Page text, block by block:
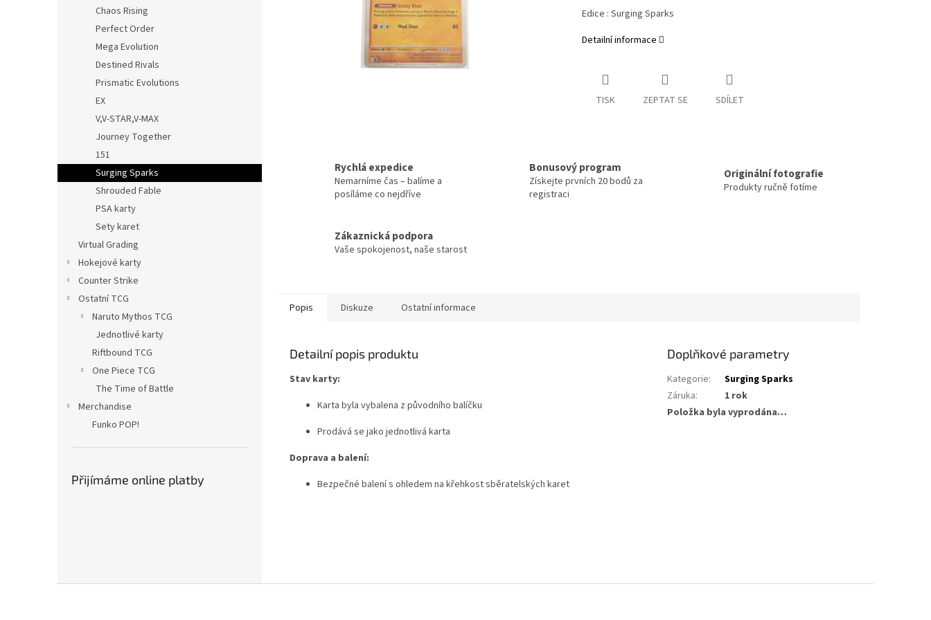
Chaos Rising
Perfect Order
Mega Evolution
Destined Rivals
Prismatic Evolutions
EX
V,V-STAR,V-MAX
Journey Together
151
Surging Sparks
Shrouded Fable
PSA karty
Sety karet
Virtual Grading
Hokejové karty
Counter Strike
Ostatní TCG
Naruto Mythos TCG
Jednotlivé karty
Riftbound TCG
One Piece TCG
The Time of Battle
Merchandise
Funko POP!
Přijímáme online platby
Edice : Surging Sparks
Detailní informace
TISK ZEPTAT SE SDÍLET
Rychlá expedice
Nemarníme čas – balíme a
posíláme co nejdříve
Bonusový program
Získejte prvních 20 bodů za
registraci
Originální fotografie
Produkty ručně fotíme
Zákaznická podpora
Vaše spokojenost, naše starost
Popis Diskuze Ostatní informace
Detailní popis produktu
Stav karty:
Karta byla vybalena z původního balíčku
Prodává se jako jednotlivá karta
Doprava a balení:
Bezpečné balení s ohledem na křehkost sběratelských karet
Doplňkové parametry
Kategorie:
Surging Sparks
Záruka:
1 rok
Položka byla vyprodána…